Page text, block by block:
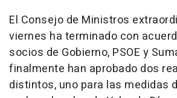
El Consejo de Ministros
viernes ha terminado con
socios de Gobierno, PSOE y
finalmente han aprobado dos
distintos, uno para las medidas